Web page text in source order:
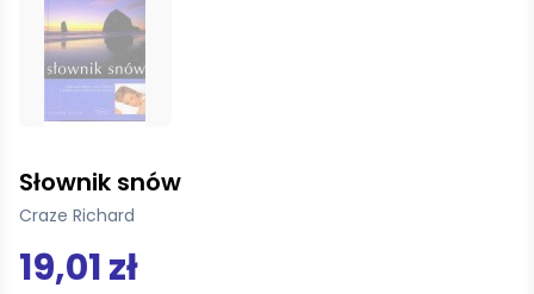
Słownik snów
Craze Richard
19,01 zł